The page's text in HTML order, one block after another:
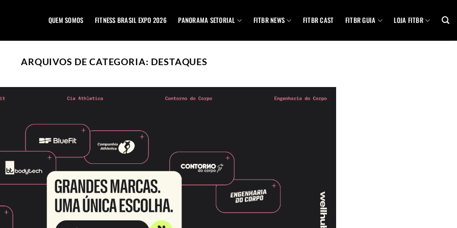
QUEM SOMOS FITNESS BRASIL EXPO 2026 PANORAMA SETORIAL FITBR NEWS FITBR CAST FITBR GUIA LOJA FITBR
ARQUIVOS DE CATEGORIA: DESTAQUES